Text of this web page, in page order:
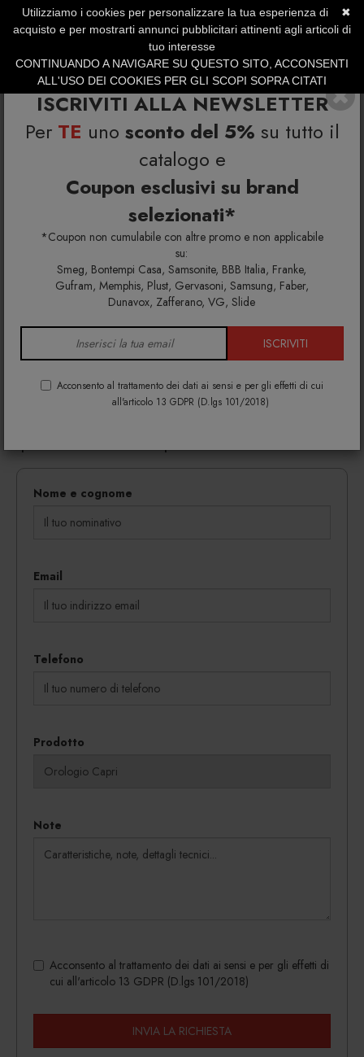
ISCRIVITI ALLA NEWSLETTER
Per TE uno sconto del 5% su tutto il
catalogo e
Coupon esclusivi su brand
selezionati*
*Coupon non cumulabile con altre promo e non applicabile
su:
Smeg, Bontempi Casa, Samsonite, BBB Italia, Franke,
Gufram, Memphis, Plust, Gervasoni, Samsung, Faber,
Dunavox, Zafferano, VG, Slide
ISCRIVITI
Acconsento al trattamento dei dati ai sensi e per gli effetti di cui
all'articolo 13 GDPR (D.lgs 101/2018)
SERVIZIO CLIENTI +39.0773.470.562
SUMMER SALES | Fino al 40% di Sconto
Richiedi info e un'offerta personalizzata per te
Orologio Capri
Richiedi maggiori info e la tua
offerta personalizzata per
Orologio Capri
informazioni su colori, materiali e disponibilità.
Nome e cognome
Email
Telefono
Prodotto
Note
Acconsento al trattamento dei dati ai sensi e per gli effetti di
cui all'articolo 13 GDPR (D.lgs 101/2018)
INVIA LA RICHIESTA
✖
Utilizziamo i cookies per personalizzare la tua esperienza di
acquisto e per mostrarti annunci pubblicitari attinenti agli articoli di
tuo interesse
CONTINUANDO A NAVIGARE SU QUESTO SITO, ACCONSENTI
ALL'USO DEI COOKIES PER GLI SCOPI SOPRA CITATI